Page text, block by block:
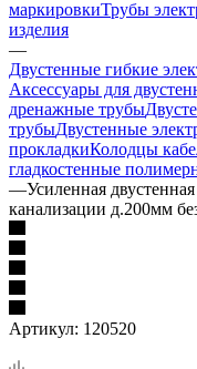
маркировкиТрубы
изделия
—
Двустенные гибкие
Аксессуары для
дренажные трубы
трубыДвустенные
прокладкиКолодцы
гладкостенные
—Усиленная
канализации д.200мм
Артикул: 120520